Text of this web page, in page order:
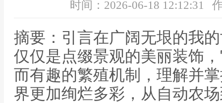
时间：2026-06-18 12:12:31
摘要：引言在广阔无垠的我
仅仅是点缀景观的美丽装饰
而有趣的繁殖机制，理解并
界更加绚烂多彩，从自动农